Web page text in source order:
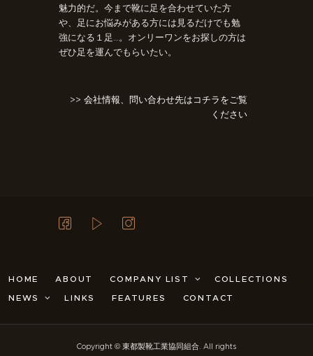
魅力的だ。今まで靴に足を合わせていた方
や、足にお悩みがある方には見るだけでも勉
強になる１足…。オンリーワンをお探しの方は
ぜひ足を運んでもらいたい。
>> 会社情報、問い合わせ先はコチラをご覧
ください
HOME ABOUT COMPANY LIST
COLLECTIONS
NEWS
LINKS FEATURES CONTACT
Copyright © 東都製靴工業協同組合. All rights